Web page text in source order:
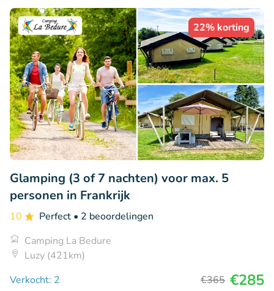
22% korting
Glamping (3 of 7 nachten) voor max. 5
personen in Frankrijk
10 Perfect • 2 beoordelingen
Camping La Bedure
Luzy (421km)
Verkocht: 2
€365 €285